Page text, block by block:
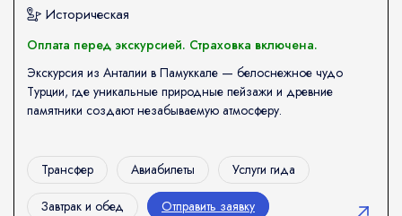
Историческая
Оплата перед экскурсией. Страховка включена.
Экскурсия из Анталии в Памуккале — белоснежное чудо
Турции, где уникальные природные пейзажи и древние
памятники создают незабываемую атмосферу.
Трансфер Авиабилеты Услуги гида
Завтрак и обед Отправить заявку